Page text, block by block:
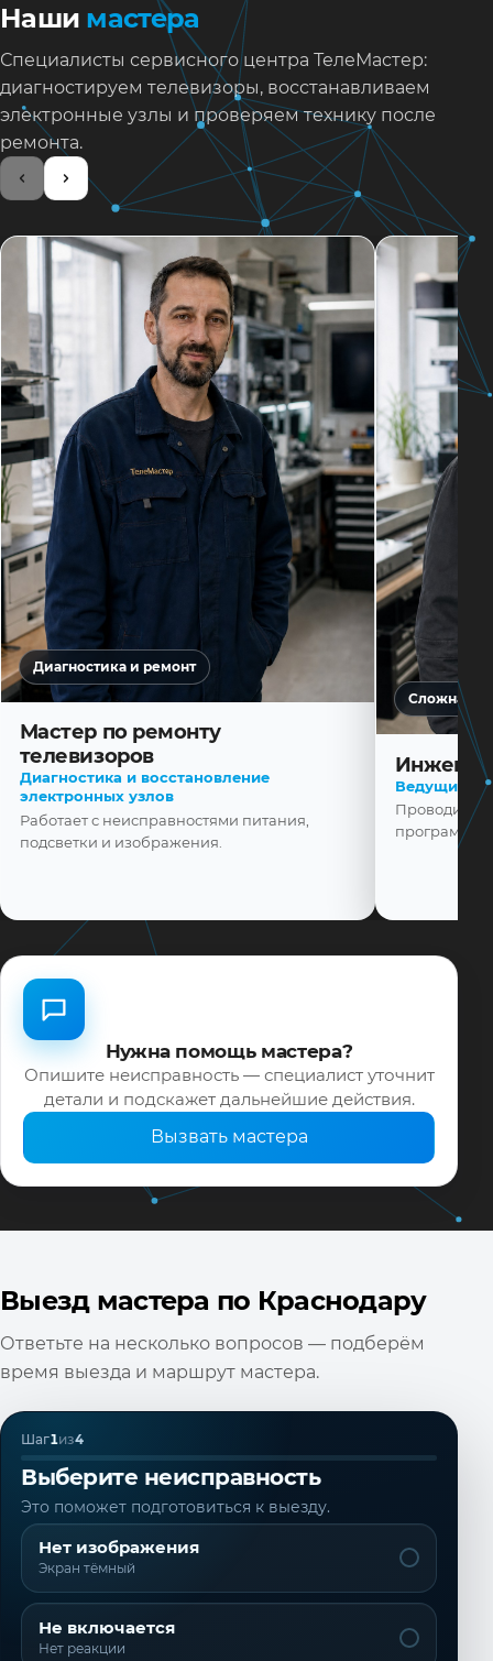
Наши мастера
Специалисты сервисного центра ТелеМастер:
диагностируем телевизоры, восстанавливаем
электронные узлы и проверяем технику после
ремонта.
Диагностика и ремонт
Мастер по ремонту
телевизоров
Диагностика и восстановление
электронных узлов
Работает с неисправностями питания,
подсветки и изображения.
Сложная
Ведущий
Проводит
Нужна помощь мастера?
Опишите неисправность — специалист уточнит
детали и подскажет дальнейшие действия.
Вызвать мастера
Выезд мастера по Краснодару
Ответьте на несколько вопросов — подберём
время выезда и маршрут мастера.
Шаг1из4
Выберите неисправность
Это поможет подготовиться к выезду.
Нет изображения
Экран тёмный
Не включается
Нет реакции